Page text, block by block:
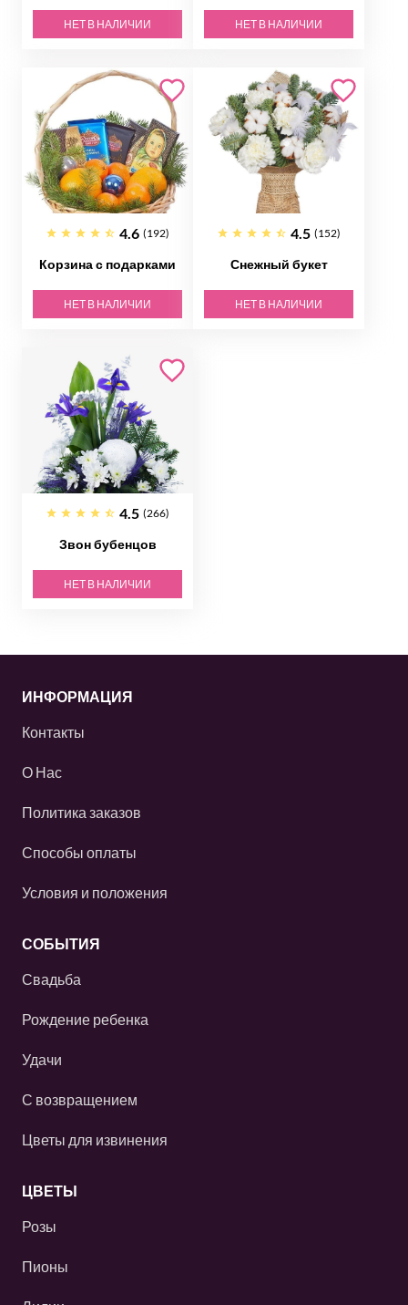
НЕТ В НАЛИЧИИ НЕТ В НАЛИЧИИ
4.6 (192)
Корзина с подарками
НЕТ В НАЛИЧИИ
4.5 (152)
Снежный букет
НЕТ В НАЛИЧИИ
4.5 (266)
Звон бубенцов
НЕТ В НАЛИЧИИ
ИНФОРМАЦИЯ
Контакты
О Нас
Политика заказов
Способы оплаты
Условия и положения
СОБЫТИЯ
Свадьба
Рождение ребенка
Удачи
С возвращением
Цветы для извинения
ЦВЕТЫ
Розы
Пионы